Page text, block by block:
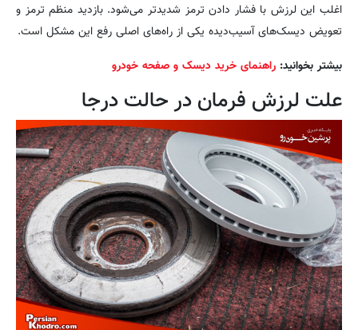
اغلب این لرزش با فشار دادن ترمز شدیدتر می‌شود. بازدید منظم ترمز و
تعویض دیسک‌های آسیب‌دیده یکی از راه‌های اصلی رفع این مشکل است.
بیشتر بخوانید: راهنمای خرید دیسک و صفحه خودرو
علت لرزش فرمان در حالت درجا